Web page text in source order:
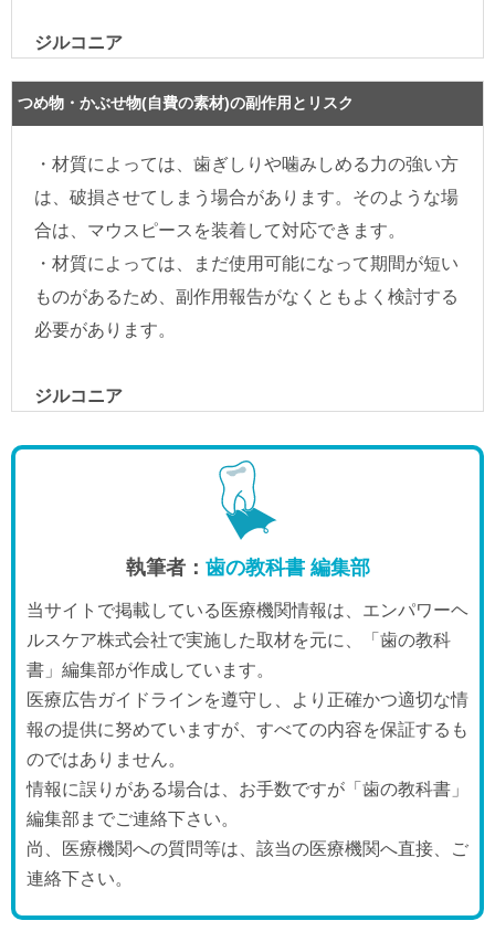
執筆者： 歯の教科書 編集部
当サイトで掲載している医療機関情報は、エンパワーヘ
ルスケア株式会社で実施した取材を元に、「歯の教科
書」編集部が作成しています。
医療広告ガイドラインを遵守し、より正確かつ適切な情
報の提供に努めていますが、すべての内容を保証するも
のではありません。
情報に誤りがある場合は、お手数ですが「歯の教科書」
編集部までご連絡下さい。
尚、医療機関への質問等は、該当の医療機関へ直接、ご
連絡下さい。